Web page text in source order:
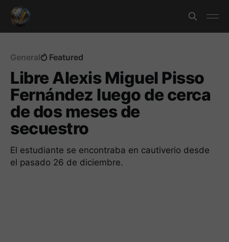
General Featured
Libre Alexis Miguel Pisso
Fernández luego de cerca
de dos meses de
secuestro
El estudiante se encontraba en cautiverio desde
el pasado 26 de diciembre.